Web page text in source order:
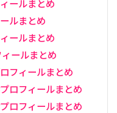
ールまとめ
ルまとめ
ールまとめ
ールまとめ
フィールまとめ
ロフィールまとめ
ロフィールまとめ